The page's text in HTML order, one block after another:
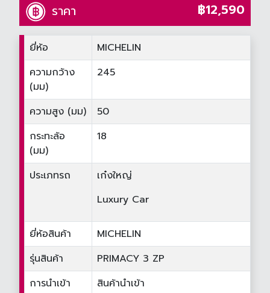
ราคา ฿12,590
ยี่ห้อ
MICHELIN
ความกว้าง
(มม)
245
ความสูง (มม)
50
กระทะล้อ
(มม)
18
ประเภทรถ
เก๋งใหญ่
Luxury Car
ยี่ห้อสินค้า
MICHELIN
รุ่นสินค้า
PRIMACY 3 ZP
การนำเข้า
สินค้านำเข้า